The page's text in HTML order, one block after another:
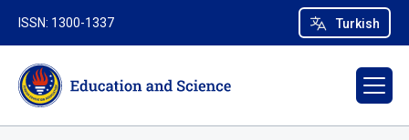
Turkish
ISSN: 1300-1337